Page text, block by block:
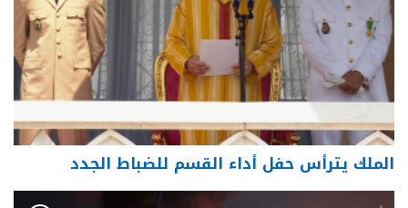
الملك يترأس حفل أداء القسم للضباط الجدد